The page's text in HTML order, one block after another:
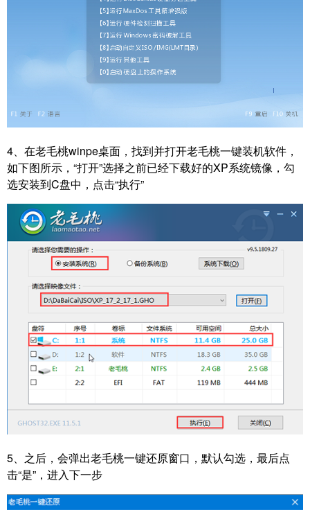
4、 在老毛桃winpe桌面，找到并打开老毛桃一键装机软件，
如下图所示，“打开”选择之前已经下载好的XP系统镜像，勾
选安装到C盘中，点击“执行”
5、 之后，会弹出老毛桃一键还原窗口，默认勾选，最后点
击“是”，进入下一步